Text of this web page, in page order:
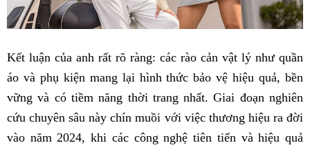
Kết luận của anh rất rõ ràng: các rào cản vật lý như quần
áo và phụ kiện mang lại hình thức bảo vệ hiệu quả, bền
vững và có tiềm năng thời trang nhất. Giai đoạn nghiên
cứu chuyên sâu này chín muồi với việc thương hiệu ra đời
vào năm 2024, khi các công nghệ tiên tiến và hiệu quả